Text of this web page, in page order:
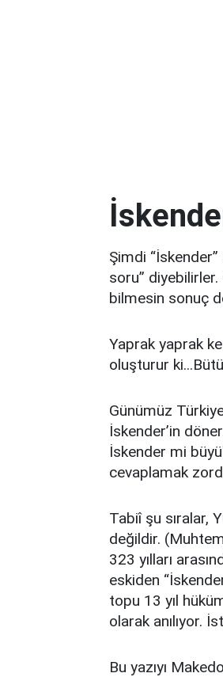
Şimdi
soru”
bilmesin sonuç
Yaprak yaprak
oluşturur
Günümüz
İskender’in
İskender mi
cevaplamak
Tabiî şu sıralar,
değildir.
323 yılları
eskiden
topu 13 yıl
olarak anılıyor.
Bu yazıyı